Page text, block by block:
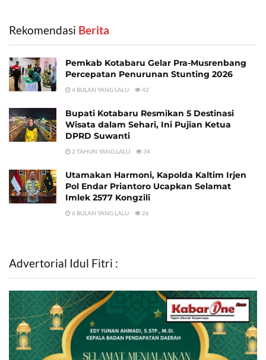
Rekomendasi ‎ Berita
Pemkab Kotabaru Gelar Pra-Musrenbang
Percepatan Penurunan Stunting 2026
4 BULAN YANG LALU 42
Bupati Kotabaru Resmikan 5 Destinasi
Wisata dalam Sehari, Ini Pujian Ketua
DPRD Suwanti
2 TAHUN YANG LALU 34
Utamakan Harmoni, Kapolda Kaltim Irjen
Pol Endar Priantoro Ucapkan Selamat
Imlek 2577 Kongzili
6 BULAN YANG LALU 26
Advertorial Idul Fitri :